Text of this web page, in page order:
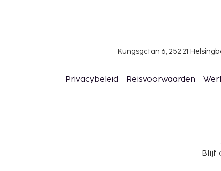
Kungsgatan 6, 252 21
Privacybeleid Reisvoorwaarden
Blijf